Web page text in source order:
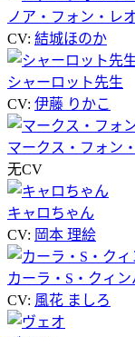
ノア・フォン・レ
CV: 結城ほのか
シャーロット先生
CV: 伊藤 りかこ
マークス・フォン
无CV
キャロちゃん
CV: 岡本 理絵
カーラ・S・クィン
CV: 風花 ましろ